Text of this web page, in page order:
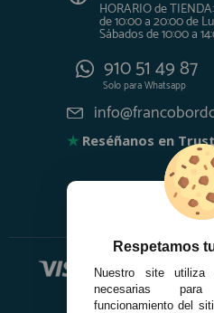
HORARIO de TIENDA:
de 10:00 a 20:00 de
Sábados de 10:00 a
910 51 49 87
Solo paraWhatsapp
★ Reséñanos en
Respetamos
Nuestro site utiliza
necesarias
funcionamiento del